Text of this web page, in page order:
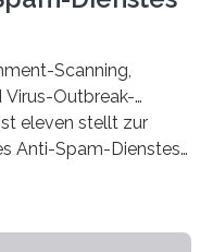
Scanning,
Virus-Outbreak-
eleven stellt zur
Anti-Spam-Dienstes
Attachments-